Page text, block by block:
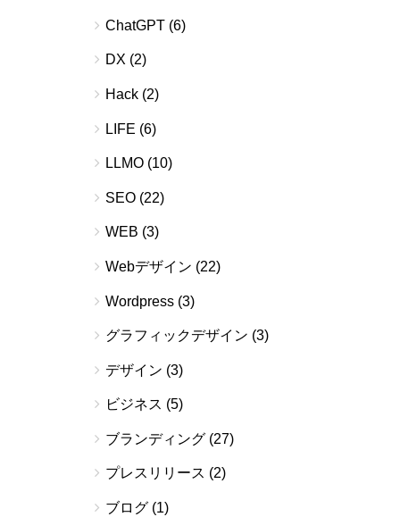
ChatGPT(6)
DX (2)
Hack(2)
LIFE (6)
LLMO(10)
SEO(22)
WEB (3)
Webデザイン (22)
Wordpress(3)
グラフィックデザイン (3)
デザイン (3)
ビジネス (5)
ブランディング(27)
プレスリリース (2)
ブログ(1)